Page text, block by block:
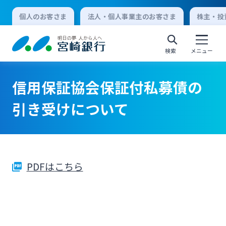
個人のお客さま 法人・個人事業主のお客さま 株主・
検索 メニュー
個人向けインターネットバンキング
ログオン
法人向けインターネットバンキング
信用保証協会保証付私募債の
引き受けについて
PDFはこちら